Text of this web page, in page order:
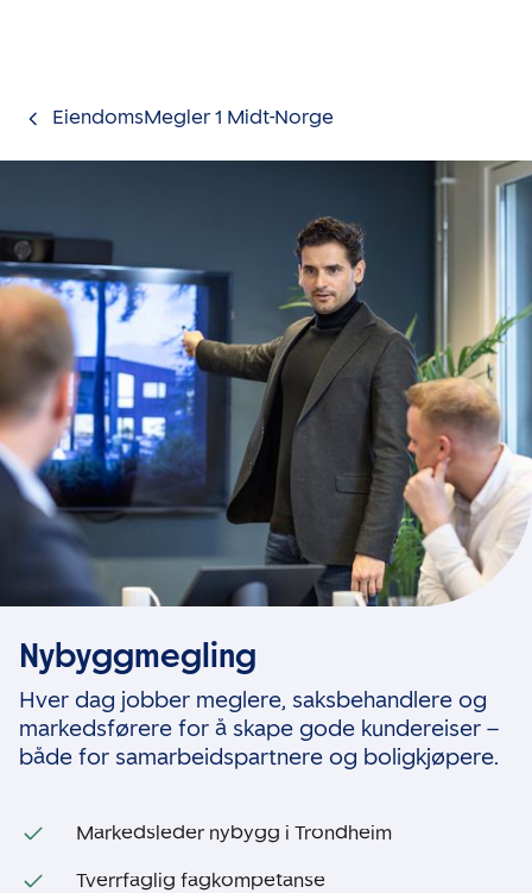
EiendomsMegler 1 Midt-Norge
Nybyggmegling
Hver dag jobber meglere, saksbehandlere og
markedsførere for å skape gode kundereiser –
både for samarbeidspartnere og boligkjøpere.
Markedsleder nybygg i Trondheim
Tverrfaglig fagkompetanse